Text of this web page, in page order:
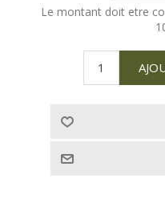
Le montant doit etre